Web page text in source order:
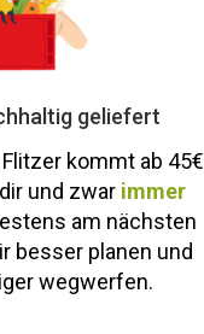
geliefert
kommt ab 45€
und zwar immer
am nächsten
besser planen und
wegwerfen.